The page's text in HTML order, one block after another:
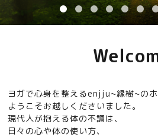
ヨガで心身を整えるenjju~縁樹~の
ようこそお越しくださいました。
現代人が抱える体の不調は、
日々の心や体の使い方、